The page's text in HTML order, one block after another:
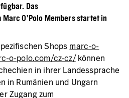
Das
O’Polo Members startet in
Shops marc-o-
o-polo.com/cz-cz/können
in ihrer Landessprache
in Rumänien und Ungarn
Zugang zum